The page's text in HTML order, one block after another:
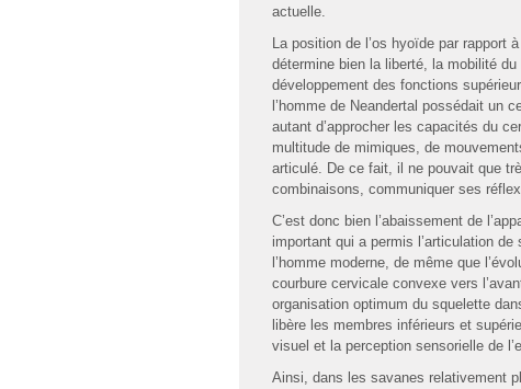
actuelle.
La position de l’os hyoïde par rapport
détermine bien la liberté, la mobilité
développement des fonctions
l’homme de Neandertal possédait un
autant d’approcher les capacités du
multitude de mimiques, de
articulé. De ce fait, il ne pouvait que
combinaisons, communiquer ses
C’est donc bien l’abaissement de
important qui a permis l’articulation
l’homme moderne, de même que
courbure cervicale convexe vers
organisation optimum du squelette
libère les membres inférieurs et
visuel et la perception sensorielle de
Ainsi, dans les savanes relativement